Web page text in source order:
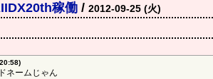
稼働 / 2012-09-25 (火)
ネームじゃん